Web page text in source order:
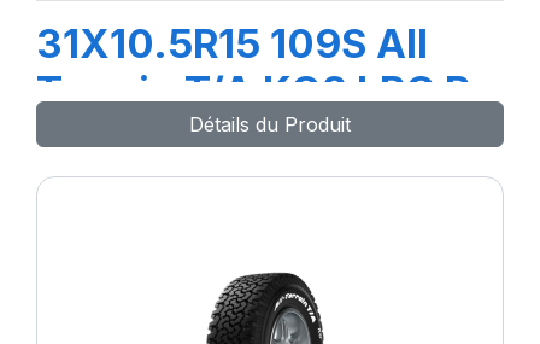
31X10.5R15 109S All
Terrain T/A KO2 LRC R
Détails du Produit